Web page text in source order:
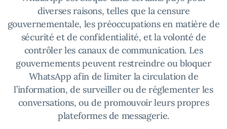
diverses raisons, telles que la censure
gouvernementale, les préoccupations en matière de
sécurité et de confidentialité, et la volonté de
contrôler les canaux de communication. Les
gouvernements peuvent restreindre ou bloquer
WhatsApp afin de limiter la circulation de
l’information, de surveiller ou de réglementer les
conversations, ou de promouvoir leurs propres
plateformes de messagerie.